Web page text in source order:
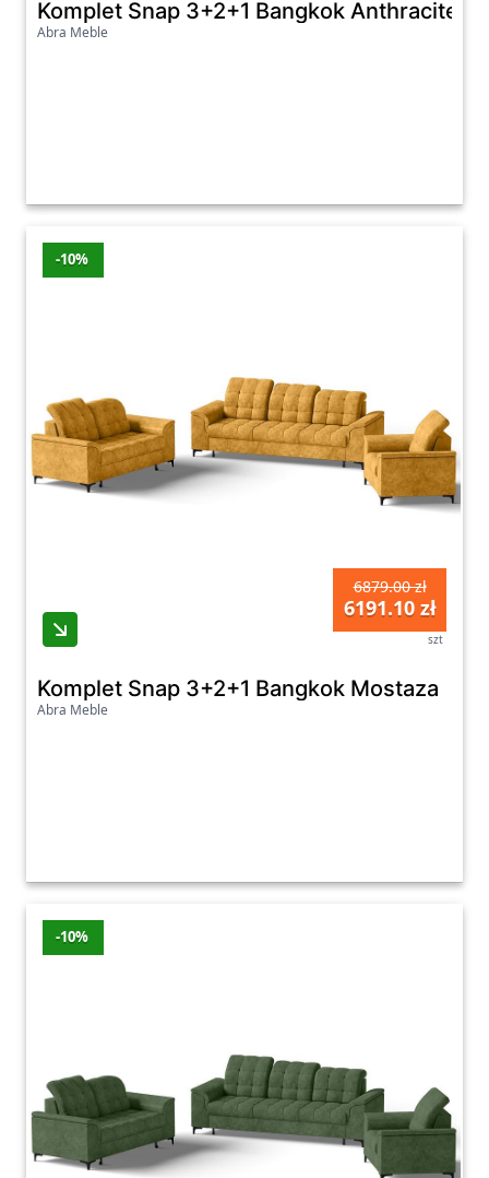
Komplet Snap 3+2+1 Bangkok Anthracite
Abra Meble
-10%
6879.00 zł
6191.10 zł
szt
Komplet Snap 3+2+1 Bangkok Mostaza
Abra Meble
-10%